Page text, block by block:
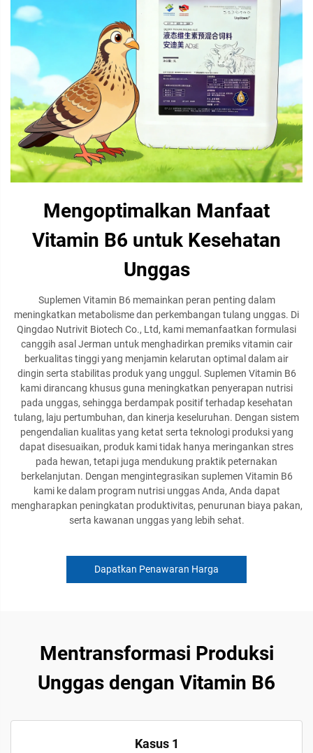
Mengoptimalkan Manfaat
Vitamin B6 untuk Kesehatan
Unggas
Suplemen Vitamin B6 memainkan peran penting dalam
meningkatkan metabolisme dan perkembangan tulang unggas. Di
Qingdao Nutrivit Biotech Co., Ltd, kami memanfaatkan formulasi
canggih asal Jerman untuk menghadirkan premiks vitamin cair
berkualitas tinggi yang menjamin kelarutan optimal dalam air
dingin serta stabilitas produk yang unggul. Suplemen Vitamin B6
kami dirancang khusus guna meningkatkan penyerapan nutrisi
pada unggas, sehingga berdampak positif terhadap kesehatan
tulang, laju pertumbuhan, dan kinerja keseluruhan. Dengan sistem
pengendalian kualitas yang ketat serta teknologi produksi yang
dapat disesuaikan, produk kami tidak hanya meringankan stres
pada hewan, tetapi juga mendukung praktik peternakan
berkelanjutan. Dengan mengintegrasikan suplemen Vitamin B6
kami ke dalam program nutrisi unggas Anda, Anda dapat
mengharapkan peningkatan produktivitas, penurunan biaya pakan,
serta kawanan unggas yang lebih sehat.
Dapatkan Penawaran Harga
Mentransformasi Produksi
Unggas dengan Vitamin B6
Kasus 1